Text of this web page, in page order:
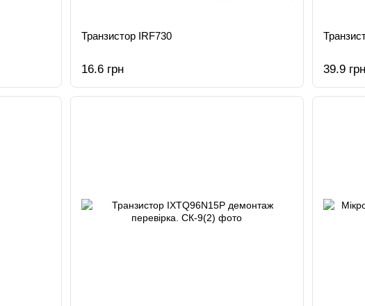
Транзистор IRF730
16.6 грн 39.9 грн